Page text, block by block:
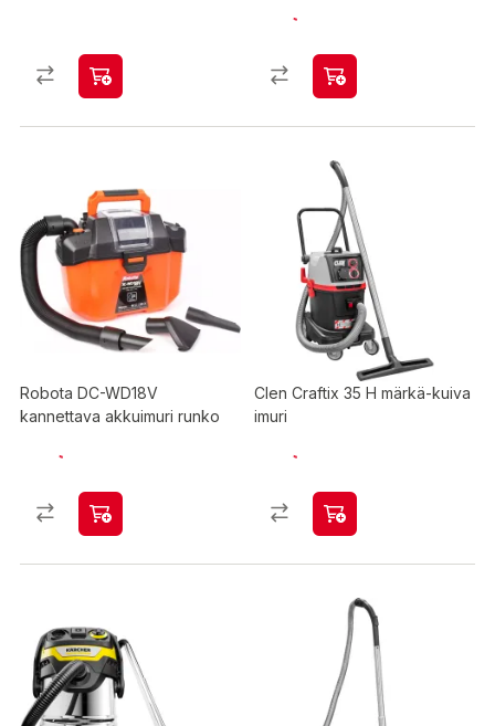
Robota DC-WD18V
kannettava akkuimuri runko
Clen Craftix 35 H märkä-kuiva
imuri